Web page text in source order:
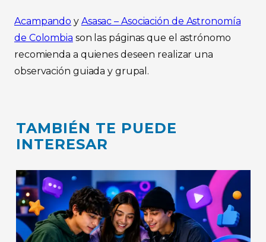
Acampando y Asasac – Asociación de Astronomía
de Colombia son las páginas que el astrónomo
recomienda a quienes deseen realizar una
observación guiada y grupal.
TAMBIÉN TE PUEDE
INTERESAR